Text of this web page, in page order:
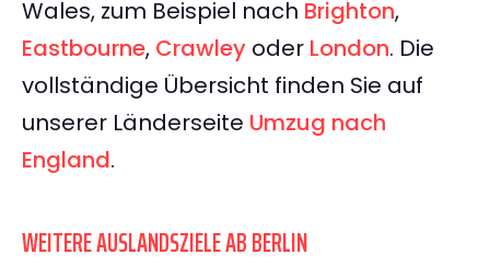
Wales, zum Beispiel nach Brighton,
Eastbourne, Crawley oder London. Die
vollständige Übersicht finden Sie auf
unserer Länderseite Umzug nach
England.
WEITERE AUSLANDSZIELE AB BERLIN